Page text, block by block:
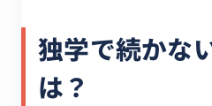
独学で続かな
は？